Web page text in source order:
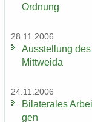
Ord­nung
28.11.2006
Aus­stel­lung
Mitt­wei­da
24.11.2006
Bi­la­te­ra­les
gen